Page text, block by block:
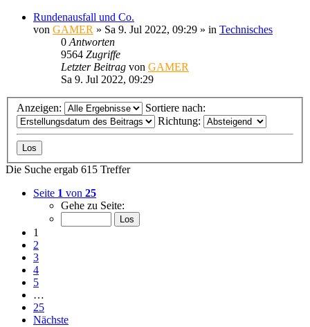
Rundenausfall und Co.
von GAMER » Sa 9. Jul 2022, 09:29 » in Technisches
0 Antworten
9564 Zugriffe
Letzter Beitrag von GAMER
Sa 9. Jul 2022, 09:29
Anzeigen:
Sortiere nach:
Richtung:
Die Suche ergab 615 Treffer
Seite 1 von 25
Gehe zu Seite:
1
2
3
4
5
…
25
Nächste